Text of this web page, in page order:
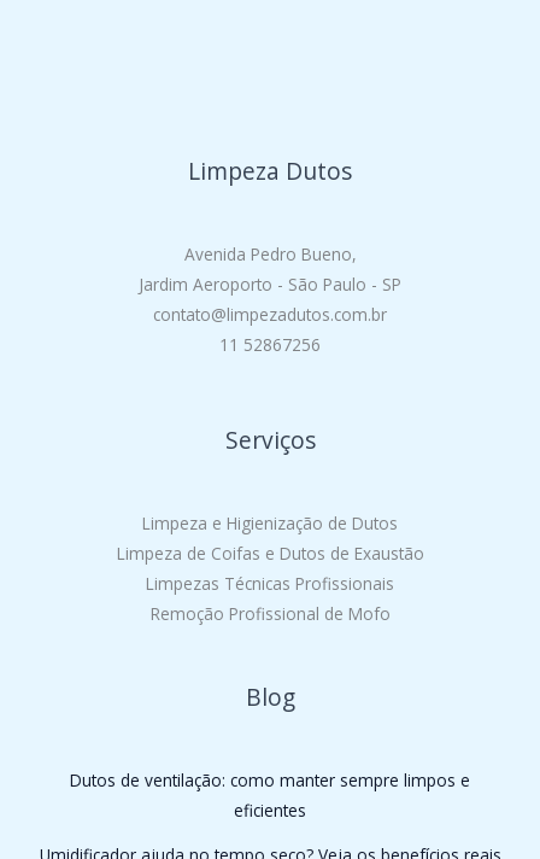
Limpeza Dutos
Avenida Pedro Bueno,
Jardim Aeroporto - São Paulo - SP
contato@limpezadutos.com.br
11 52867256
Serviços
Limpeza e Higienização de Dutos
Limpeza de Coifas e Dutos de Exaustão
Limpezas Técnicas Profissionais
Remoção Profissional de Mofo
Blog
Dutos de ventilação: como manter sempre limpos e
eficientes